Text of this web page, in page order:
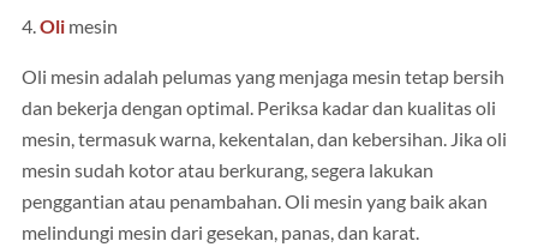
4.Oli mesin
Oli mesin adalah pelumas yang menjaga mesin tetap bersih
dan bekerja dengan optimal. Periksa kadar dan kualitas oli
mesin, termasuk warna, kekentalan, dan kebersihan. Jika oli
mesin sudah kotor atau berkurang, segera lakukan
penggantian atau penambahan. Oli mesin yang baik akan
melindungi mesin dari gesekan, panas, dan karat.